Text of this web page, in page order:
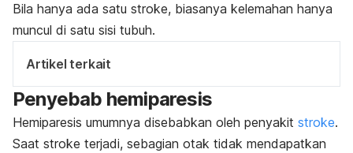
Bila hanya ada satu stroke, biasanya kelemahan hanya
muncul di satu sisi tubuh.
Artikel terkait
Penyebab hemiparesis
Hemiparesis umumnya disebabkan oleh penyakit stroke.
Saat stroke terjadi, sebagian otak tidak mendapatkan